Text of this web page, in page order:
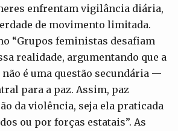
enfrentam vigilância diária,
de movimento limitada.
“Grupos feministas desafiam
realidade, argumentando que a
é uma questão secundária —
para a paz. Assim, paz
da violência, seja ela praticada
ou por forças estatais”. As